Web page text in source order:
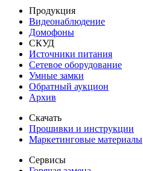
Продукция
Видеонаблюдение
Домофоны
СКУД
Источники питания
Сетевое оборудование
Умные замки
Обратный аукцион
Архив
Скачать
Прошивки и инструкции
Маркетинговые материалы
Сервисы